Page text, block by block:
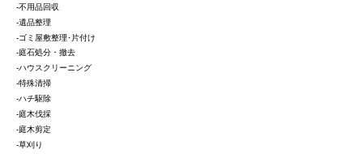
-不用品回収
-遺品整理
-ゴミ屋敷整理･片付け
-庭石処分・撤去
-ハウスクリーニング
-特殊清掃
-ハチ駆除
-庭木伐採
-庭木剪定
-草刈り